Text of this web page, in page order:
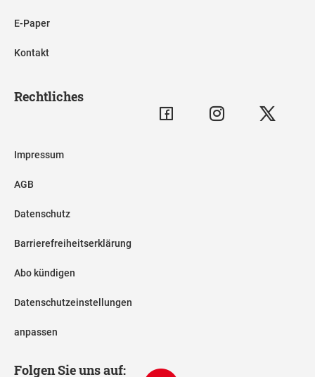
E-Paper
Kontakt
Rechtliches
Impressum
AGB
Datenschutz
Barrierefreiheitserklärung
Abo kündigen
Datenschutzeinstellungen
anpassen
Folgen Sie uns auf: